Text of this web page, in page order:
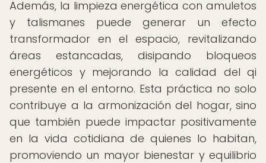
Además, la limpieza energética con amuletos
y talismanes puede generar un efecto
transformador en el espacio, revitalizando
áreas estancadas, disipando bloqueos
energéticos y mejorando la calidad del qi
presente en el entorno. Esta práctica no solo
contribuye a la armonización del hogar, sino
que también puede impactar positivamente
en la vida cotidiana de quienes lo habitan,
promoviendo un mayor bienestar y equilibrio